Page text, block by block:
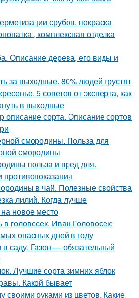
срубов. покраска
, комплексная отделка
Описание дерева, его виды и
за выходные. 80% людей грустят
5 советов от эксперта, как
в выходные
описание сорта. Описание сортов
смородины. Польза для
смородины
польза и вред для.
в чай. Полезные свойства
лилий. Когда лучше
новое место
в головосек. Иван Головосек:
опасных дней в году
в саду. Газон — обязательный
Лучшие сорта зимних яблок
Какой бывает
своими руками из цветов. Какие